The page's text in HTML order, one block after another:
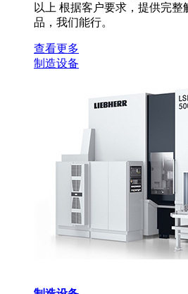
以上 根据客户要求，提供完
品，我们能行。
查看更多
制造设备